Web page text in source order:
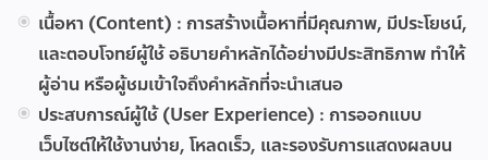
เนื้อหา (Content) : การสร้างเนื้อหาที่มีคุณภาพ, มีประโยชน์,
และตอบโจทย์ผู้ใช้ อธิบายคำหลักได้อย่างมีประสิทธิภาพ ทำให้
ผู้อ่าน หรือผู้ชมเข้าใจถึงคำหลักที่จะนำเสนอ
ประสบการณ์ผู้ใช้ (User Experience) : การออกแบบ
เว็บไซต์ให้ใช้งานง่าย, โหลดเร็ว, และรองรับการแสดงผลบน